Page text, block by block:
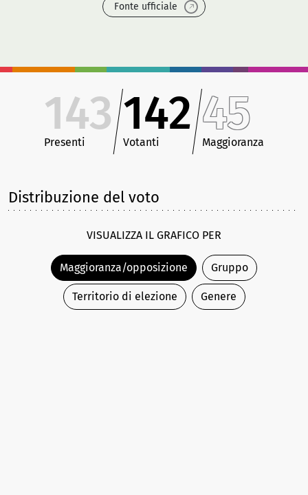
Fonte ufficiale
143
Presenti
142
Votanti
45
Maggioranza
Distribuzione del voto
VISUALIZZA IL GRAFICO PER
Maggioranza/opposizione Gruppo
Territorio di elezione Genere